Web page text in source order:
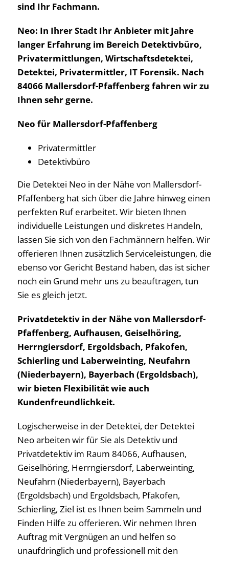
sind Ihr Fachmann.
Neo: In Ihrer Stadt Ihr Anbieter mit Jahre
langer Erfahrung im Bereich Detektivbüro,
Privatermittlungen, Wirtschaftsdetektei,
Detektei, Privatermittler, IT Forensik. Nach
84066 Mallersdorf-Pfaffenberg fahren wir zu
Ihnen sehr gerne.
Neo für Mallersdorf-Pfaffenberg
Privatermittler
Detektivbüro
Die Detektei Neo in der Nähe von Mallersdorf-
Pfaffenberg hat sich über die Jahre hinweg einen
perfekten Ruf erarbeitet. Wir bieten Ihnen
individuelle Leistungen und diskretes Handeln,
lassen Sie sich von den Fachmännern helfen. Wir
offerieren Ihnen zusätzlich Serviceleistungen, die
ebenso vor Gericht Bestand haben, das ist sicher
noch ein Grund mehr uns zu beauftragen, tun
Sie es gleich jetzt.
Privatdetektiv in der Nähe von Mallersdorf-
Pfaffenberg, Aufhausen, Geiselhöring,
Herrngiersdorf, Ergoldsbach, Pfakofen,
Schierling und Laberweinting, Neufahrn
(Niederbayern), Bayerbach (Ergoldsbach),
wir bieten Flexibilität wie auch
Kundenfreundlichkeit.
Logischerweise in der Detektei, der Detektei
Neo arbeiten wir für Sie als Detektiv und
Privatdetektiv im Raum 84066, Aufhausen,
Geiselhöring, Herrngiersdorf, Laberweinting,
Neufahrn (Niederbayern), Bayerbach
(Ergoldsbach) und Ergoldsbach, Pfakofen,
Schierling, Ziel ist es Ihnen beim Sammeln und
Finden Hilfe zu offerieren. Wir nehmen Ihren
Auftrag mit Vergnügen an und helfen so
unaufdringlich und professionell mit den